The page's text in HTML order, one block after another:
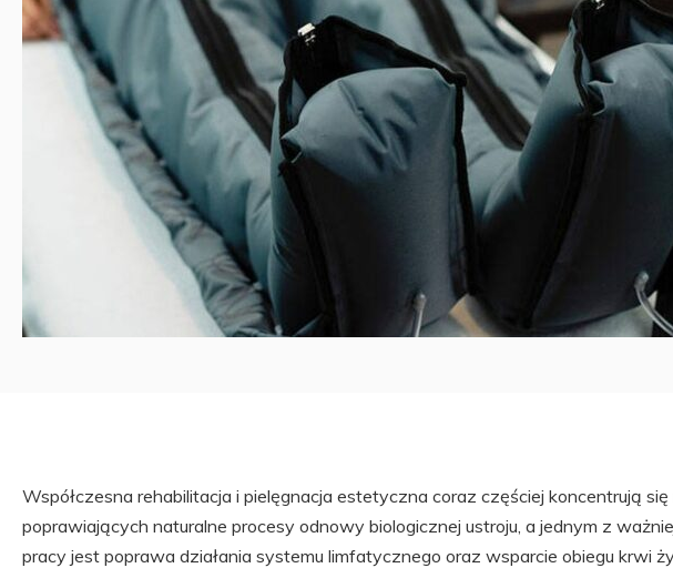
Współczesna rehabilitacja i pielęgnacja estetyczna coraz częściej koncentrują
poprawiających naturalne procesy odnowy biologicznej ustroju, a jednym z
pracy jest poprawa działania systemu limfatycznego oraz wsparcie obiegu krwi